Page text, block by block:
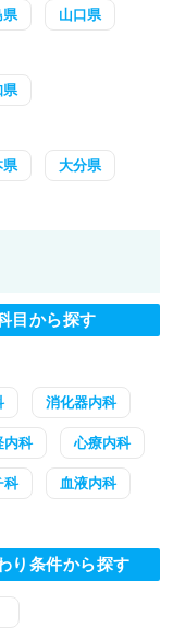
県 山口県
県
県 大分県
目から探す
消化器内科
内科 心療内科
科 血液内科
り条件から探す